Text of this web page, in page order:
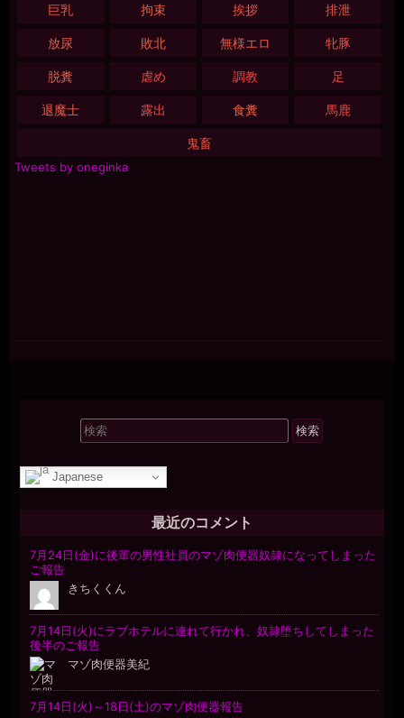
巨乳 拘束 挨拶 排泄
放尿 敗北 無様エロ 牝豚
脱糞 虐め 調教 足
退魔士 露出 食糞 馬鹿
鬼畜
Tweets by oneginka
検
索
象:
Japanese
最近のコメント